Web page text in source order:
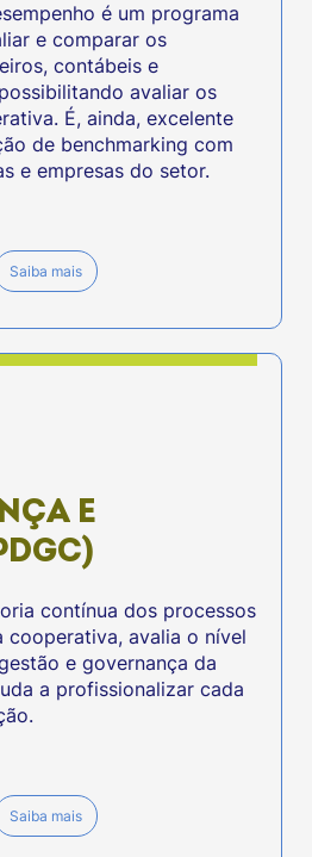
é um programa
e comparar os
contábeis e
avaliar os
É, ainda, excelente
de benchmarking com
e empresas do setor.
Saiba mais
E
contínua dos processos
cooperativa, avalia o nível
e governança da
a profissionalizar cada
Saiba mais